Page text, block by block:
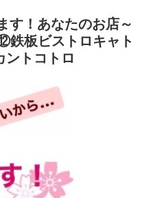
す！あなたのお店～
鉄板ビストロキャト
トコトロ